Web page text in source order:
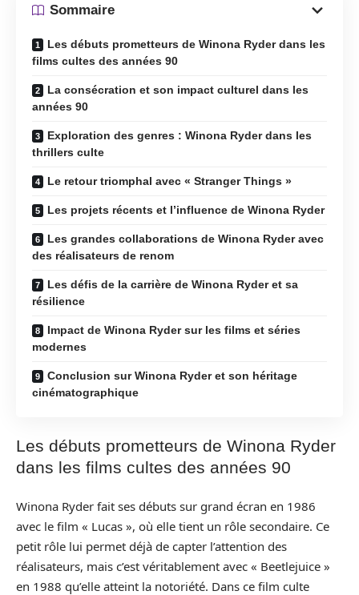
Sommaire
Les débuts prometteurs de Winona Ryder dans les
films cultes des années 90
La consécration et son impact culturel dans les
années 90
Exploration des genres : Winona Ryder dans les
thrillers culte
Le retour triomphal avec « Stranger Things »
Les projets récents et l’influence de Winona Ryder
Les grandes collaborations de Winona Ryder avec
des réalisateurs de renom
Les défis de la carrière de Winona Ryder et sa
résilience
Impact de Winona Ryder sur les films et séries
modernes
Conclusion sur Winona Ryder et son héritage
cinématographique
Les débuts prometteurs de Winona Ryder
dans les films cultes des années 90
Winona Ryder fait ses débuts sur grand écran en 1986
avec le film « Lucas », où elle tient un rôle secondaire. Ce
petit rôle lui permet déjà de capter l’attention des
réalisateurs, mais c’est véritablement avec « Beetlejuice »
en 1988 qu’elle atteint la notoriété. Dans ce film culte